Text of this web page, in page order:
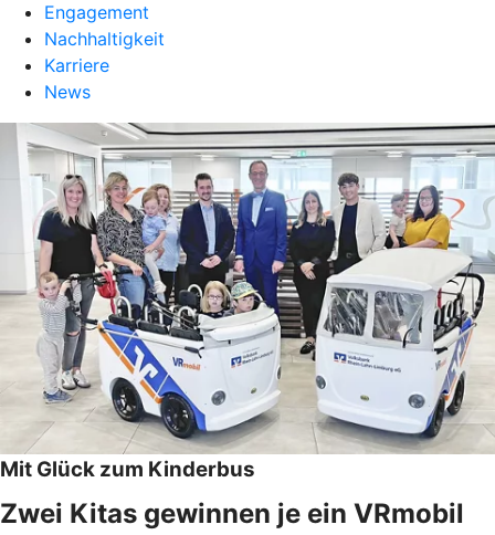
Engagement
Nachhaltigkeit
Karriere
News
Mit Glück zum Kinderbus
Zwei Kitas gewinnen je ein VRmobil